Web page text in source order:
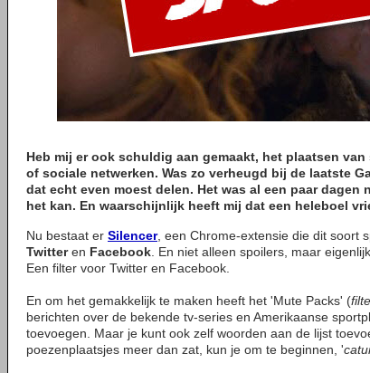
Heb mij er ook schuldig aan gemaakt, het plaatsen
of sociale netwerken. Was zo verheugd bij de laatste
dat echt even moest delen. Het was al een paar dagen
het kan. En waarschijnlijk heeft mij dat een heleboel
Nu bestaat er Silencer, een Chrome-extensie die dit soort
Twitteren Facebook . En niet alleen spoilers, maar
Een filter voor Twitter en Facebook.
En om het gemakkelijk te maken heeft het 'Mute Packs' (
berichten over de bekende tv-series en Amerikaanse
toevoegen. Maar je kunt ook zelf woorden aan de lijst
poezenplaatsjes meer dan zat, kun je om te beginnen, '